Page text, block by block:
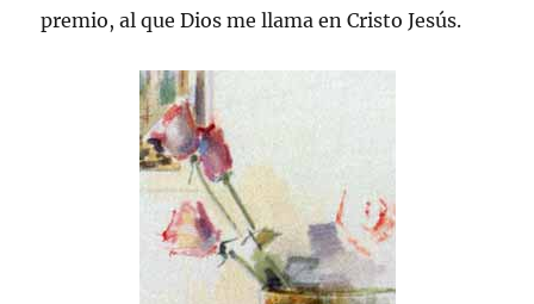
premio, al que Dios me llama en Cristo Jesús.